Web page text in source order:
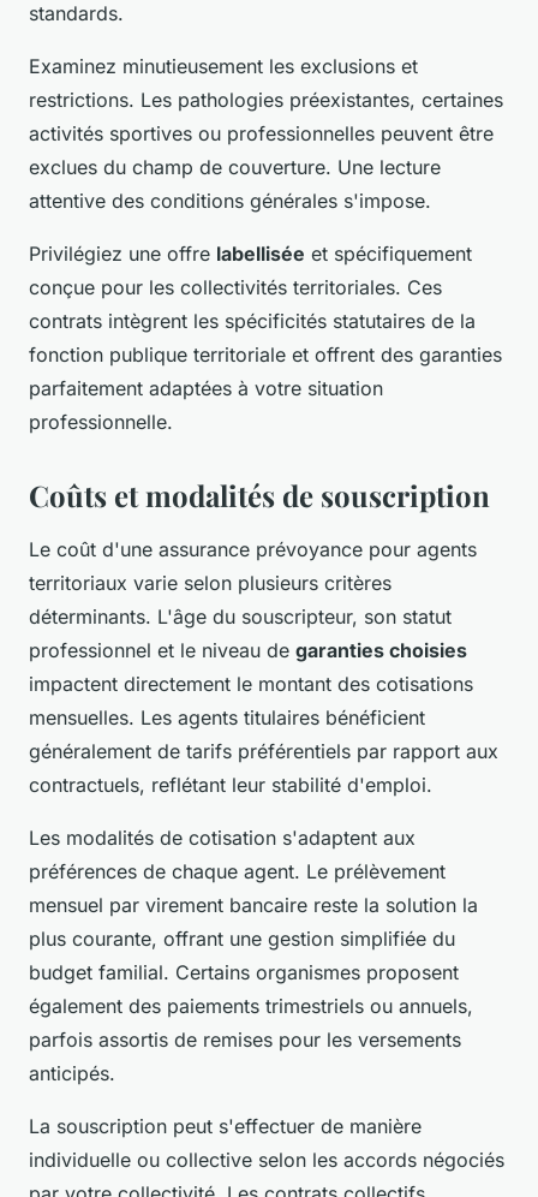
standards.
Examinez minutieusement les exclusions et
restrictions. Les pathologies préexistantes, certaines
activités sportives ou professionnelles peuvent être
exclues du champ de couverture. Une lecture
attentive des conditions générales s'impose.
Privilégiez une offre labellisée et spécifiquement
conçue pour les collectivités territoriales. Ces
contrats intègrent les spécificités statutaires de la
fonction publique territoriale et offrent des garanties
parfaitement adaptées à votre situation
professionnelle.
Coûts et modalités de souscription
Le coût d'une assurance prévoyance pour agents
territoriaux varie selon plusieurs critères
déterminants. L'âge du souscripteur, son statut
professionnel et le niveau de garanties choisies
impactent directement le montant des cotisations
mensuelles. Les agents titulaires bénéficient
généralement de tarifs préférentiels par rapport aux
contractuels, reflétant leur stabilité d'emploi.
Les modalités de cotisation s'adaptent aux
préférences de chaque agent. Le prélèvement
mensuel par virement bancaire reste la solution la
plus courante, offrant une gestion simplifiée du
budget familial. Certains organismes proposent
également des paiements trimestriels ou annuels,
parfois assortis de remises pour les versements
anticipés.
La souscription peut s'effectuer de manière
individuelle ou collective selon les accords négociés